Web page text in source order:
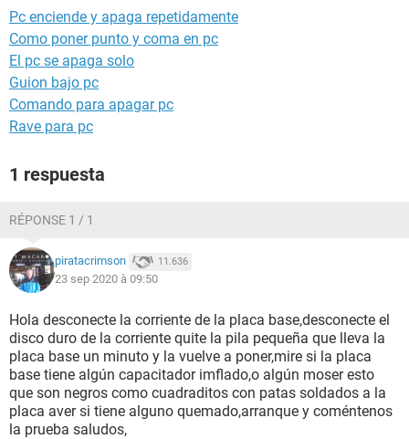
Pc enciende y apaga repetidamente
Como poner punto y coma en pc
El pc se apaga solo
Guion bajo pc
Comando para apagar pc
Rave para pc
1 respuesta
RÉPONSE 1 / 1
piratacrimson 11.636
23 sep 2020 à 09:50
Hola desconecte la corriente de la placa base,desconecte el
disco duro de la corriente quite la pila pequeña que lleva la
placa base un minuto y la vuelve a poner,mire si la placa
base tiene algún capacitador imflado,o algún moser esto
que son negros como cuadraditos con patas soldados a la
placa aver si tiene alguno quemado,arranque y coméntenos
la prueba saludos,